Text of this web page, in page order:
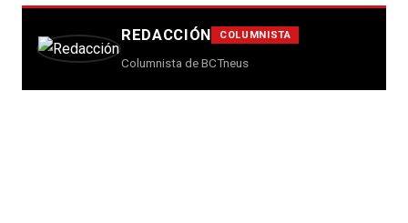
REDACCIÓN COLUMNISTA
Columnista de BCTneus